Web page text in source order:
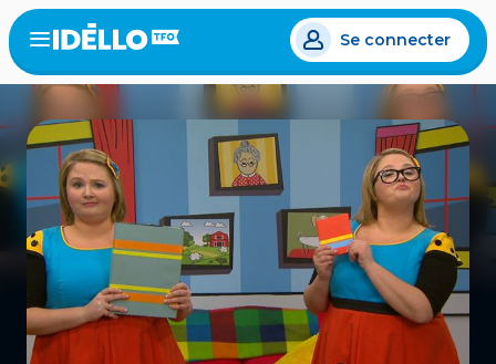
Aller
au
contenu
principal
Open
menu
Se connecter